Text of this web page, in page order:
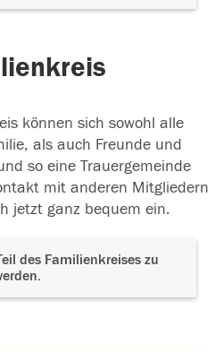
können sich sowohl alle
als auch Freunde und
so eine Trauergemeinde
mit anderen Mitgliedern
jetzt ganz bequem ein.
des Familienkreises zu